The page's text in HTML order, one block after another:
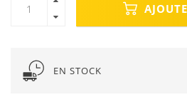
EN STOCK